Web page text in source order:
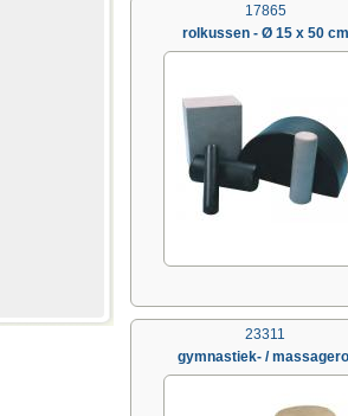
17865
rolkussen - Ø 15 x 50 cm
23311
gymnastiek- /